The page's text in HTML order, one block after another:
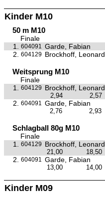
Kinder M10
50 m M10
Finale
1.
604091 Garde, Fabian
2.
604129 Brockhoff, Leonard
Weitsprung M10
Finale
1.
604129 Brockhoff, Leonard
2,94 2,57
2. 604091 Garde, Fabian
2,76 2,93
Schlagball 80g M10
Finale
1.
604129 Brockhoff, Leonard
21,00 18,50
2. 604091 Garde, Fabian
13,00 14,00
Kinder M09